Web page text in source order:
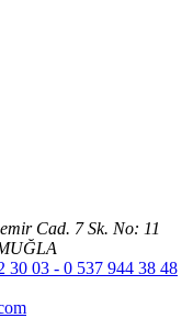
Cad. 7 Sk. No: 11
30 03 - 0 537 944 38 48